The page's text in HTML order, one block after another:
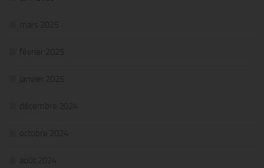
mars 2025
février 2025
janvier 2025
décembre 2024
octobre 2024
août 2024